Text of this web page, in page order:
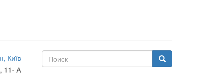
Київ
11- А
Поиск Поиск